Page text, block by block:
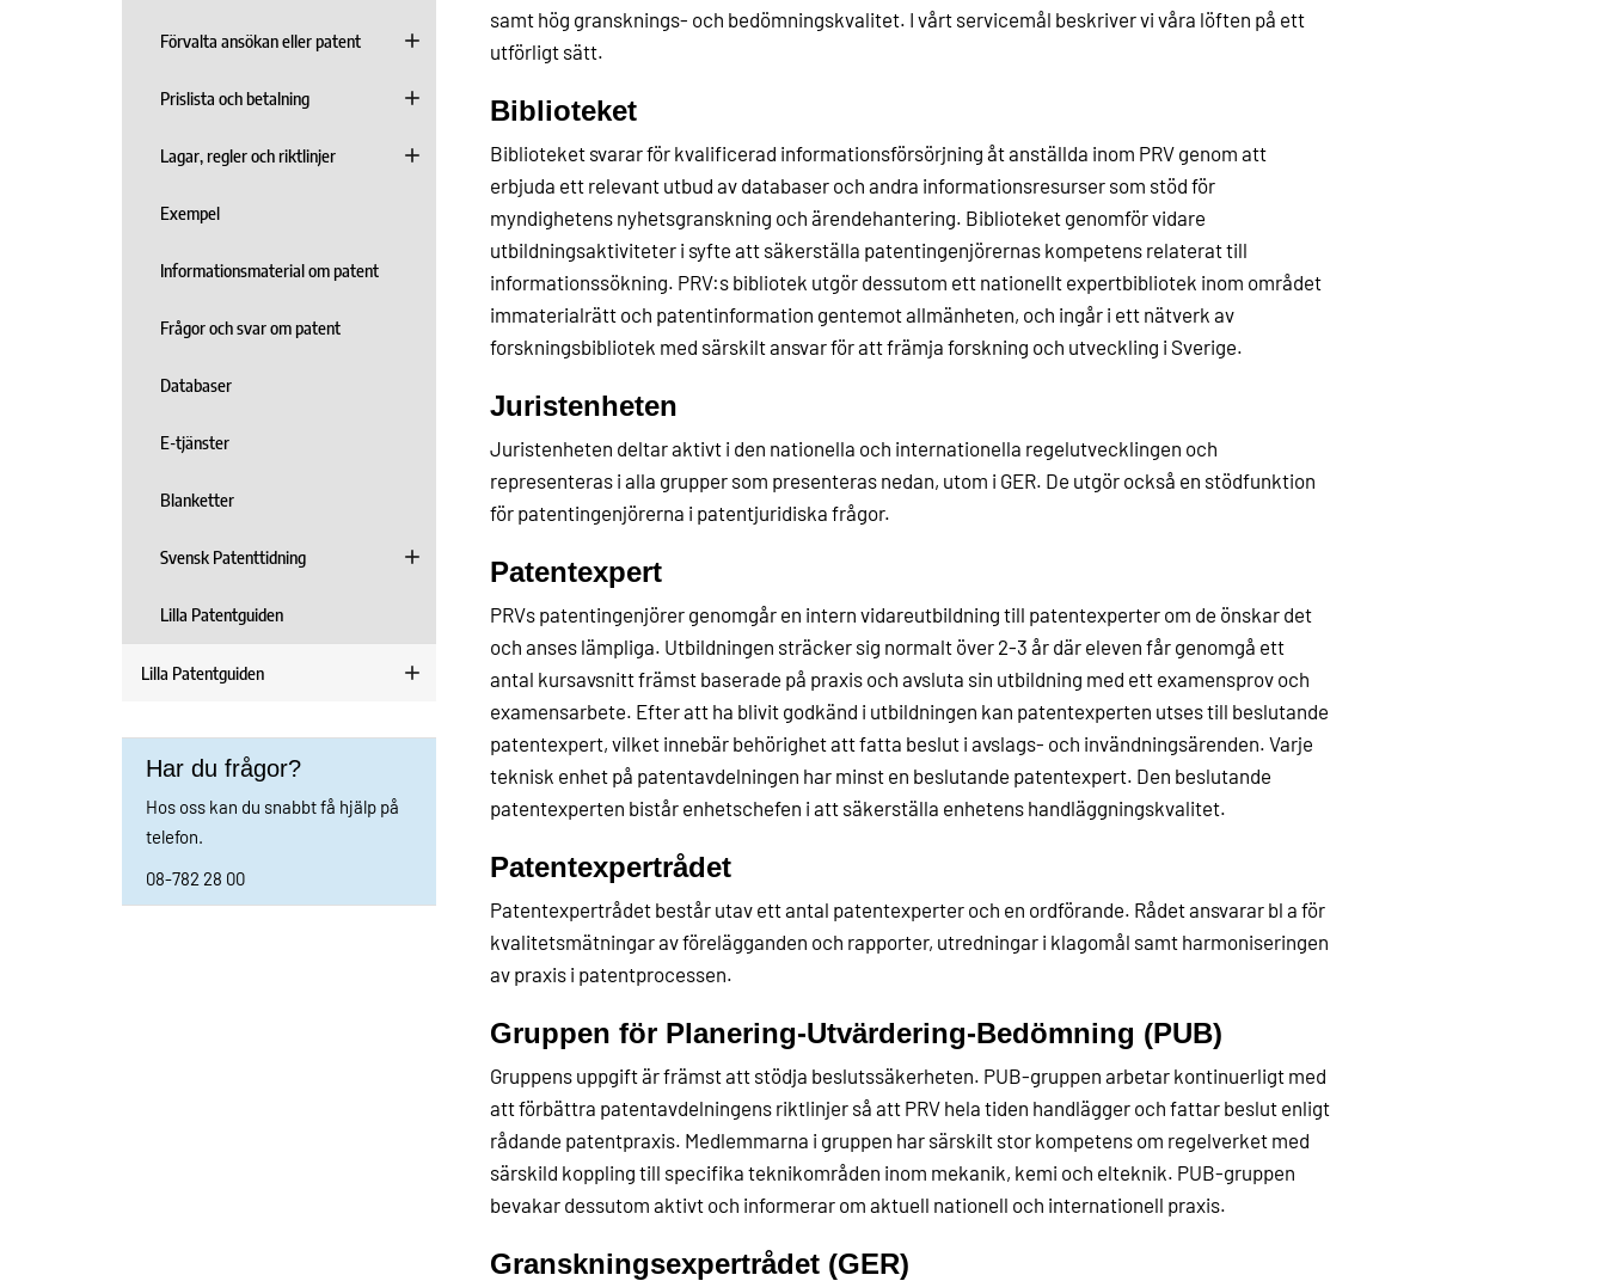
Förvalta ansökan eller patent
Prislista och betalning
Lagar, regler och riktlinjer
Exempel
Informationsmaterial om patent
Frågor och svar om patent
Databaser
E-tjänster
Blanketter
Svensk Patenttidning
Lilla Patentguiden
Lilla Patentguiden
Har du frågor?
Hos oss kan du snabbt få hjälp på
telefon.
08-782 28 00
samt hög gransknings- och bedömningskvalitet. I vårt servicemål beskriver vi våra löften på ett
utförligt sätt.
Biblioteket
Biblioteket svarar för kvalificerad informationsförsörjning åt anställda inom PRV genom att
erbjuda ett relevant utbud av databaser och andra informationsresurser som stöd för
myndighetens nyhetsgranskning och ärendehantering. Biblioteket genomför vidare
utbildningsaktiviteter i syfte att säkerställa patentingenjörernas kompetens relaterat till
informationssökning. PRV:s bibliotek utgör dessutom ett nationellt expertbibliotek inom området
immaterialrätt och patentinformation gentemot allmänheten, och ingår i ett nätverk av
forskningsbibliotek med särskilt ansvar för att främja forskning och utveckling i Sverige.
Juristenheten
Juristenheten deltar aktivt i den nationella och internationella regelutvecklingen och
representeras i alla grupper som presenteras nedan, utom i GER. De utgör också en stödfunktion
för patentingenjörerna i patentjuridiska frågor.
Patentexpert
PRVs patentingenjörer genomgår en intern vidareutbildning till patentexperter om de önskar det
och anses lämpliga. Utbildningen sträcker sig normalt över 2-3 år där eleven får genomgå ett
antal kursavsnitt främst baserade på praxis och avsluta sin utbildning med ett examensprov och
examensarbete. Efter att ha blivit godkänd i utbildningen kan patentexperten utses till beslutande
patentexpert, vilket innebär behörighet att fatta beslut i avslags- och invändningsärenden. Varje
teknisk enhet på patentavdelningen har minst en beslutande patentexpert. Den beslutande
patentexperten bistår enhetschefen i att säkerställa enhetens handläggningskvalitet.
Patentexpertrådet
Patentexpertrådet består utav ett antal patentexperter och en ordförande. Rådet ansvarar bl a för
kvalitetsmätningar av förelägganden och rapporter, utredningar i klagomål samt harmoniseringen
av praxis i patentprocessen.
Gruppen för Planering-Utvärdering-Bedömning (PUB)
Gruppens uppgift är främst att stödja beslutssäkerheten. PUB-gruppen arbetar kontinuerligt med
att förbättra patentavdelningens riktlinjer så att PRV hela tiden handlägger och fattar beslut enligt
rådande patentpraxis. Medlemmarna i gruppen har särskilt stor kompetens om regelverket med
särskild koppling till specifika teknikområden inom mekanik, kemi och elteknik. PUB-gruppen
bevakar dessutom aktivt och informerar om aktuell nationell och internationell praxis.
Granskningsexpertrådet (GER)